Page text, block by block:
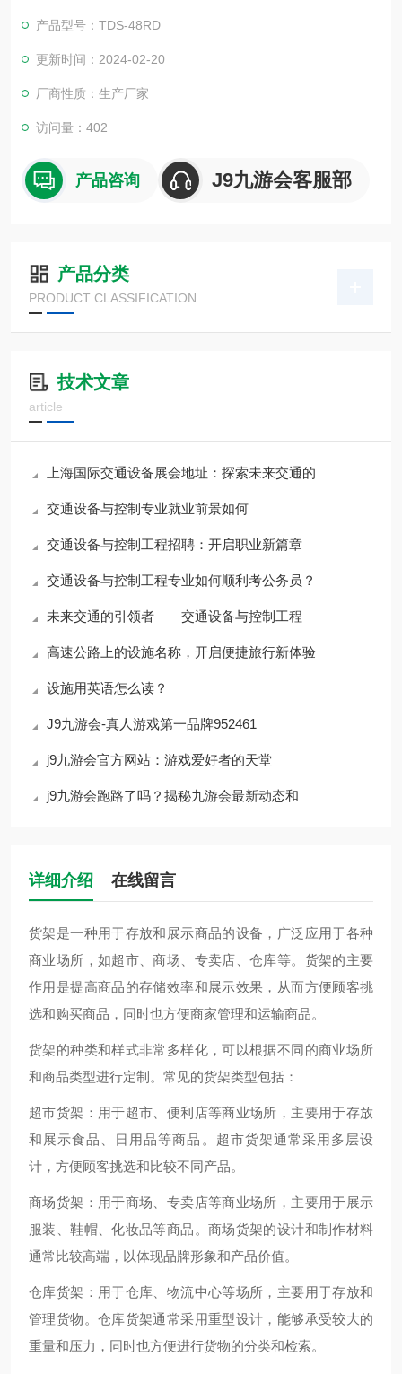
产品型号：TDS-48RD
更新时间：2024-02-20
厂商性质：生产厂家
访问量： 402
产品咨询 J9九游会客服部
产品分类
PRODUCT CLASSIFICATION
技术文章
article
上海国际交通设备展会地址：探索未来交通的
交通设备与控制专业就业前景如何
交通设备与控制工程招聘：开启职业新篇章
交通设备与控制工程专业如何顺利考公务员？
未来交通的引领者——交通设备与控制工程
高速公路上的设施名称，开启便捷旅行新体验
设施用英语怎么读？
J9九游会-真人游戏第一品牌952461
j9九游会官方网站：游戏爱好者的天堂
j9九游会跑路了吗？揭秘九游会最新动态和
详细介绍 在线留言
货架是一种用于存放和展示商品的设备，广泛应用于各种
商业场所，如超市、商场、专卖店、仓库等。货架的主要
作用是提高商品的存储效率和展示效果，从而方便顾客挑
选和购买商品，同时也方便商家管理和运输商品。
货架的种类和样式非常多样化，可以根据不同的商业场所
和商品类型进行定制。常见的货架类型包括：
超市货架：用于超市、便利店等商业场所，主要用于存放
和展示食品、日用品等商品。超市货架通常采用多层设
计，方便顾客挑选和比较不同产品。
商场货架：用于商场、专卖店等商业场所，主要用于展示
服装、鞋帽、化妆品等商品。商场货架的设计和制作材料
通常比较高端，以体现品牌形象和产品价值。
仓库货架：用于仓库、物流中心等场所，主要用于存放和
管理货物。仓库货架通常采用重型设计，能够承受较大的
重量和压力，同时也方便进行货物的分类和检索。